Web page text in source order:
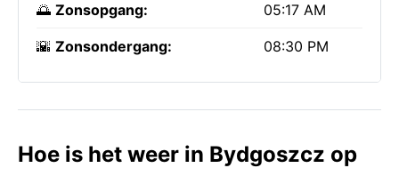
🌅 Zonsopgang: 05:17 AM
🌇 Zonsondergang: 08:30 PM
Hoe is het weer in Bydgoszcz op